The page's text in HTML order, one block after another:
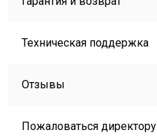
Техническая поддержка
Отзывы
Пожаловаться директору